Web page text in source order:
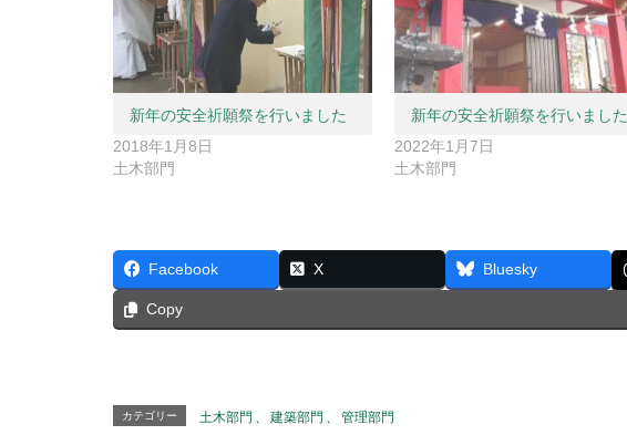
新年の安全祈願祭を行いました
2018年1月8日
土木部門
新年の安全祈願祭を行いました
2022年1月7日
土木部門
Facebook X Bluesky
Copy
カテゴリー 土木部門 、 建築部門 、 管理部門